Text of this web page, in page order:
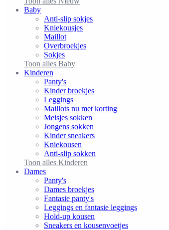
Baby
Anti-slip sokjes
Kniekousjes
Maillot
Overbroekjes
Sokjes
Toon alles Baby
Kinderen
Panty's
Kinder broekjes
Leggings
Maillots nu met korting
Meisjes sokken
Jongens sokken
Kinder sneakers
Kniekousen
Anti-slip sokken
Toon alles Kinderen
Dames
Panty's
Dames broekjes
Fantasie panty's
Leggings en fantasie leggings
Hold-up kousen
Sneakers en kousenvoetjes